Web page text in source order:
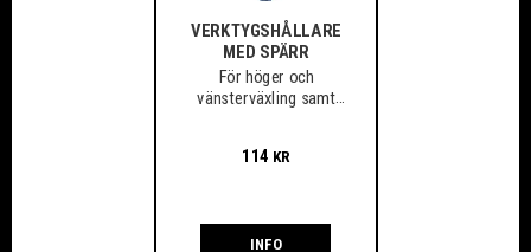
VERKTYGSHÅLLARE
MED SPÄRR
För höger och
vänsterväxling samt
114 KR
INFO